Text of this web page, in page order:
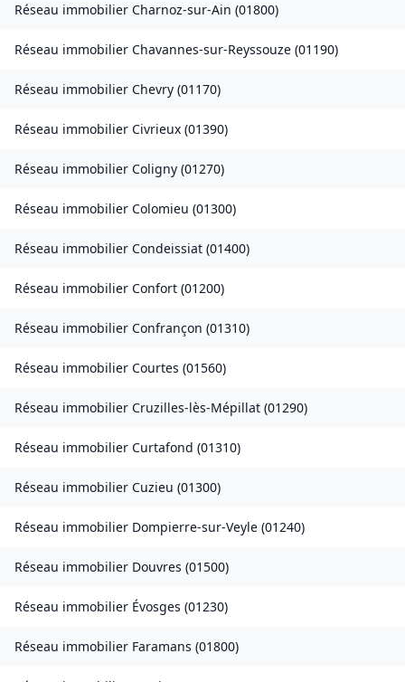
Réseau immobilier Charnoz-sur-Ain (01800)
Réseau immobilier Chavannes-sur-Reyssouze (01190)
Réseau immobilier Chevry (01170)
Réseau immobilier Civrieux (01390)
Réseau immobilier Coligny (01270)
Réseau immobilier Colomieu (01300)
Réseau immobilier Condeissiat (01400)
Réseau immobilier Confort (01200)
Réseau immobilier Confrançon (01310)
Réseau immobilier Courtes (01560)
Réseau immobilier Cruzilles-lès-Mépillat (01290)
Réseau immobilier Curtafond (01310)
Réseau immobilier Cuzieu (01300)
Réseau immobilier Dompierre-sur-Veyle (01240)
Réseau immobilier Douvres (01500)
Réseau immobilier Évosges (01230)
Réseau immobilier Faramans (01800)